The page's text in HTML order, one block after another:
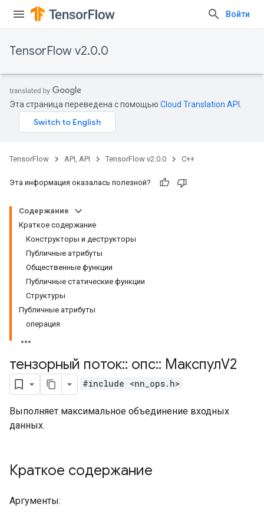
Войти
TensorFlow v2.0.0
Эта страница переведена с помощью Cloud Translation API
TensorFlow API, API TensorFlow v2.0.0 C++
Эта информация оказалась полезной?
Содержание
Краткое содержание
Конструкторы и деструкторы
Публичные атрибуты
Общественные функции
Публичные статические функции
Структуры
Публичные атрибуты
операция
тензорный поток:: опс:: МакспулV2
#include <nn_ops.h>
Выполняет максимальное объединение входных
данных.
Краткое содержание
Аргументы: